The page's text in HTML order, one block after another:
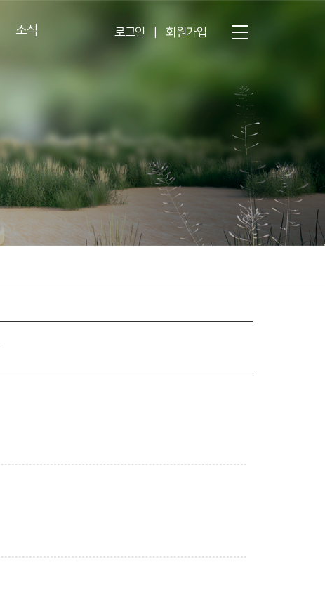
로그인 회원가입
소식